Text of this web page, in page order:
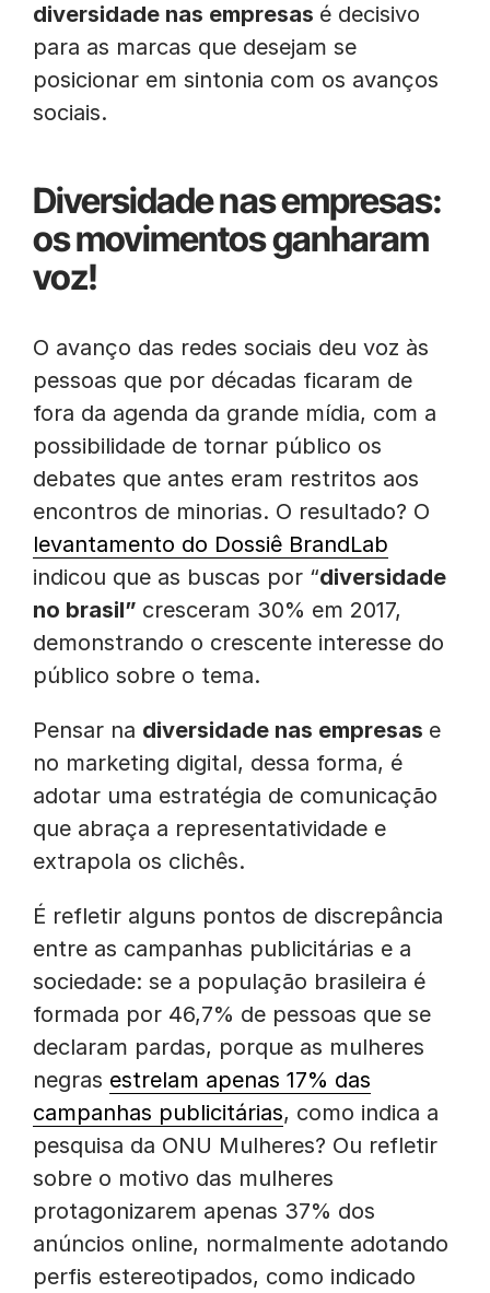
diversidade nas empresas é decisivo
para as marcas que desejam se
posicionar em sintonia com os avanços
sociais.
Diversidade nas empresas:
os movimentos ganharam
voz!
O avanço das redes sociais deu voz às
pessoas que por décadas ficaram de
fora da agenda da grande mídia, com a
possibilidade de tornar público os
debates que antes eram restritos aos
encontros de minorias. O resultado? O
levantamento do Dossiê BrandLab
indicou que as buscas por “diversidade
no brasil” cresceram 30% em 2017,
demonstrando o crescente interesse do
público sobre o tema.
Pensar na diversidade nas empresas e
no marketing digital, dessa forma, é
adotar uma estratégia de comunicação
que abraça a representatividade e
extrapola os clichês.
É refletir alguns pontos de discrepância
entre as campanhas publicitárias e a
sociedade: se a população brasileira é
formada por 46,7% de pessoas que se
declaram pardas, porque as mulheres
negras estrelam apenas 17% das
campanhas publicitárias, como indica a
pesquisa da ONU Mulheres? Ou refletir
sobre o motivo das mulheres
protagonizarem apenas 37% dos
anúncios online, normalmente adotando
perfis estereotipados, como indicado